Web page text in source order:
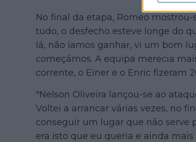
No final da etapa, Romeo
tudo, o desfecho esteve longe do
lá, não íamos ganhar, vi um bom
começámos. A equipa merecia
corrente, o Einer e o Enric fizeram
"Nelson Oliveira lançou-se ao
Voltei a arrancar várias vezes, no
conseguir um lugar que não serve
era isto que eu queria e ainda